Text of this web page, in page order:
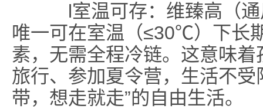
l室温可存：维臻高（通
唯一可在室温（≤30℃）下长
素，无需全程冷链。这意味
旅行、参加夏令营，生活不受
带，想走就走”的自由生活。